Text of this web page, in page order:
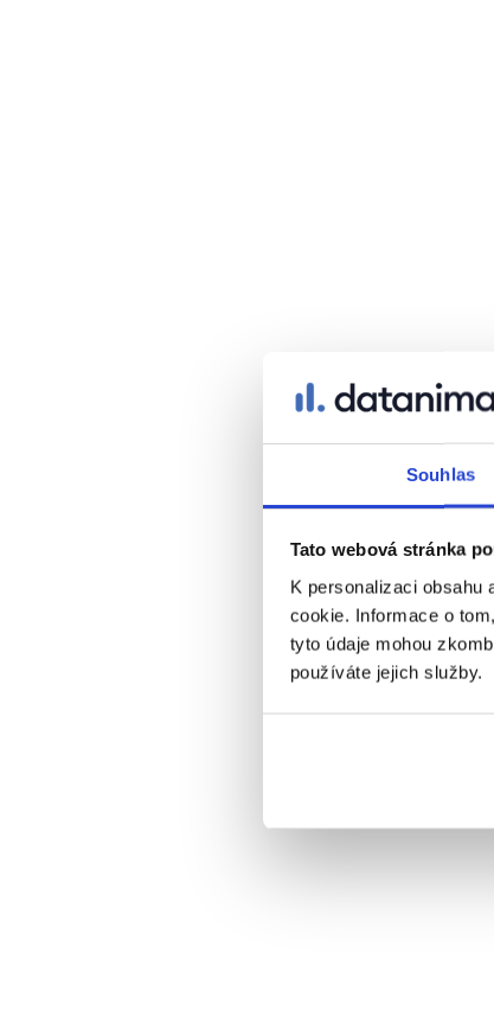
Souhlas
Tato webová stránka
K personalizaci
cookie. Informace o
tyto údaje mohou
používáte jejich služby.